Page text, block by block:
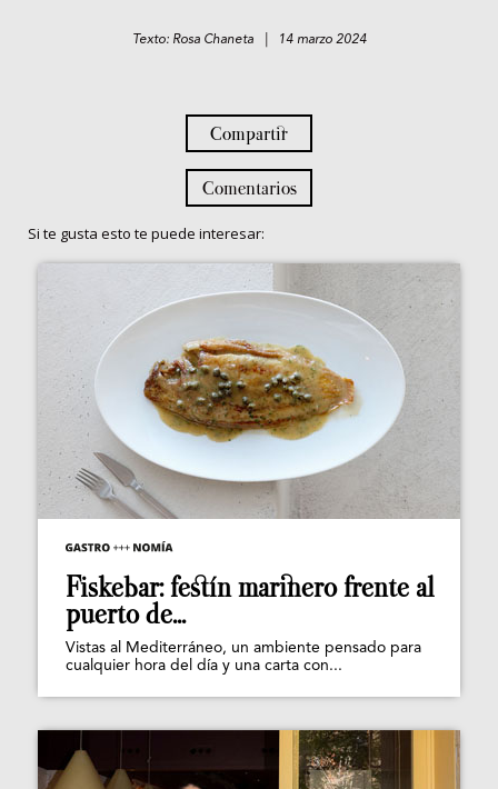
Texto: Rosa Chaneta | 14 marzo 2024
Compartir
Comentarios
Si te gusta esto te puede interesar:
Fiskebar: festín marinero frente al
puerto de...
Vistas al Mediterráneo, un ambiente pensado para
cualquier hora del día y una carta con...